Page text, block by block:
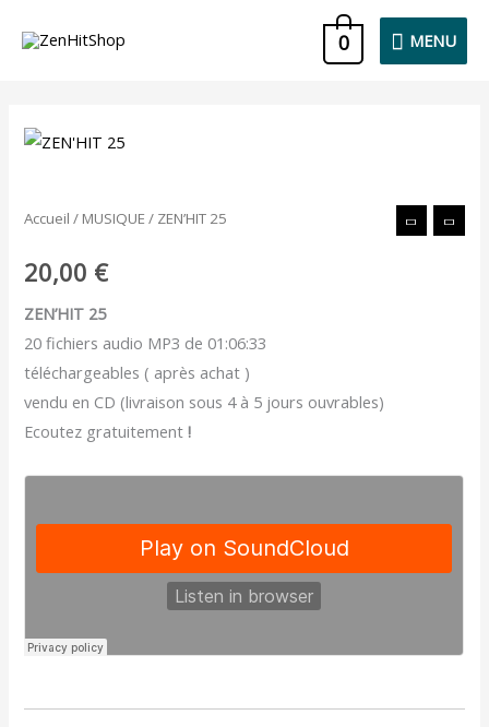
MENU
MENU
0
Accueil / MUSIQUE / ZEN’HIT 25
20,00 €
ZEN’HIT 25
20 fichiers audio MP3 de 01:06:33
téléchargeables ( après achat )
vendu en CD (livraison sous 4 à 5 jours ouvrables)
Ecoutez gratuitement !
quantité
25